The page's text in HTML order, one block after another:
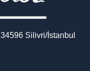
Silivri/İstanbul